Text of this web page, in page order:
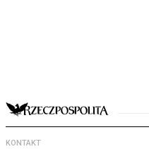
KONTAKT